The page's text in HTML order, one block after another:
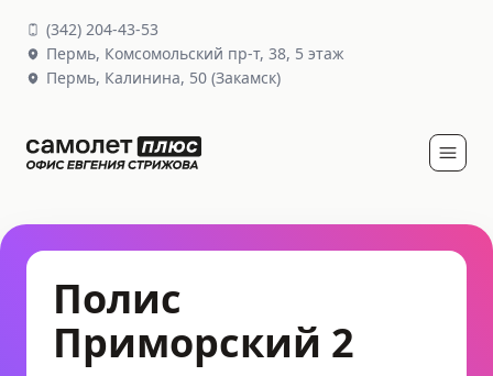
(342) 204-43-53
Пермь, Комсомольский пр-т, 38, 5 этаж
Пермь, Калинина, 50 (Закамск)
Полис
Приморский 2